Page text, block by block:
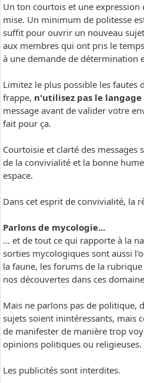
Un ton courtois et une expression
mise. Un minimum de politesse
suffit pour ouvrir un nouveau
aux membres qui ont pris le
à une demande de détermination
Limitez le plus possible les fautes
frappe, n'utilisez pas le langage
message avant de valider votre
fait pour ça.
Courtoisie et clarté des messages
de la convivialité et la bonne
espace.
Dans cet esprit de convivialité, la
Parlons de mycologie...
... et de tout ce qui rapporte à la
sorties mycologiques sont aussi
la faune, les forums de la
nos découvertes dans ces
Mais ne parlons pas de politique,
sujets soient inintéressants, mais
de manifester de manière trop
opinions politiques ou religieuses.
Les publicités sont interdites.